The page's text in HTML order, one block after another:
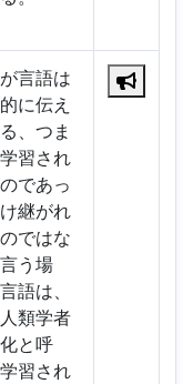
言語は
に伝え
、つま
習され
であっ
継がれ
ではな
う場
語は、
類学者
と呼
習され